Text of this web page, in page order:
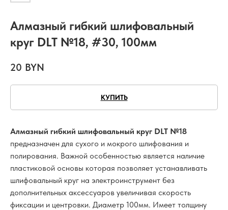
Алмазный гибкий шлифовальный
круг DLT №18, #30, 100мм
20 BYN
КУПИТЬ
Алмазный гибкий шлифовальный круг DLT №18
предназначен для сухого и мокрого шлифования и
полирования. Важной особенностью является наличие
пластиковой основы которая позволяет устанавливать
шлифовальный круг на электроинструмент без
дополнительных аксессуаров увеличивая скорость
фиксации и центровки. Диаметр 100мм. Имеет толщину